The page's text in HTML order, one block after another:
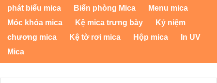
phát biểu mica
Biển phòng Mica
Menu mica
Móc khóa mica
Kệ mica trưng bày
Kỷ niệm
chương mica
Kệ tờ rơi mica Hộp mica
In UV
Mica